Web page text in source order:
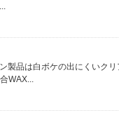
製品は白ボケの出にくいク
WAX...